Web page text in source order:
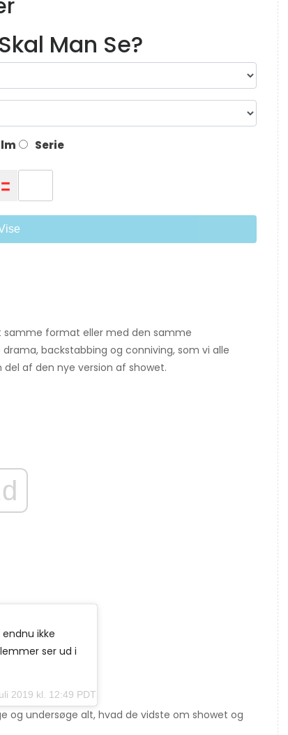
Man Se?
Serie
samme format eller med den samme
backstabbing og conniving, som vi alle
af den nye version af showet.
endnu ikke
ser ud i
2019 kl. 12:49 PDT
og undersøge alt, hvad de vidste om showet og